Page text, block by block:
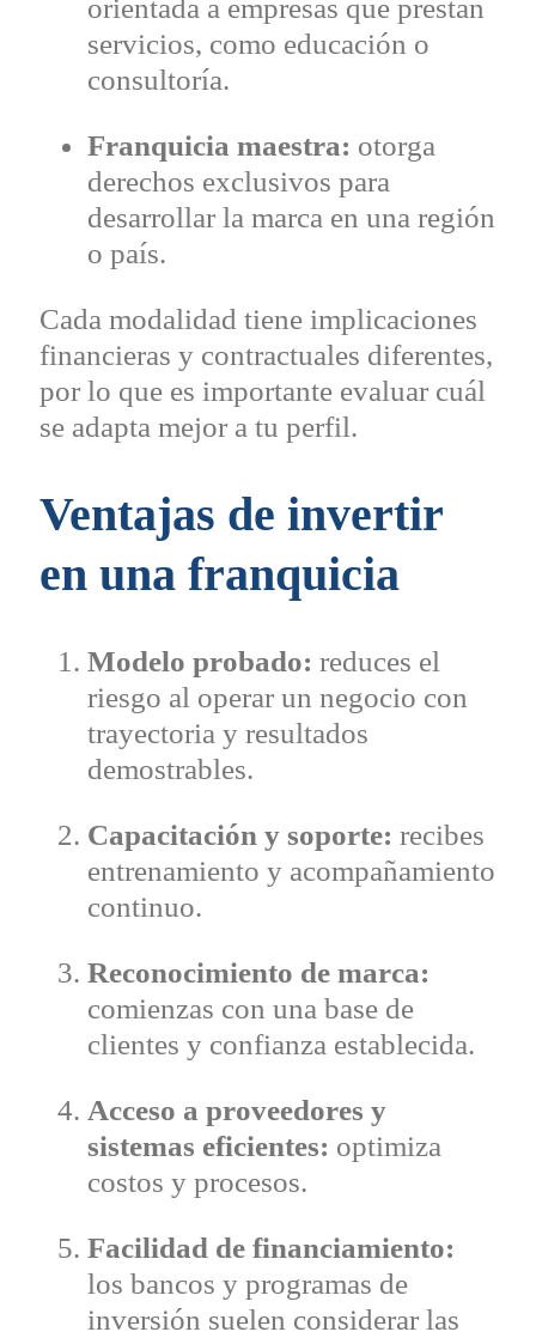
orientada a empresas que prestan
servicios, como educación o
consultoría.
Franquicia maestra: otorga
derechos exclusivos para
desarrollar la marca en una región
o país.
Cada modalidad tiene implicaciones
financieras y contractuales diferentes,
por lo que es importante evaluar cuál
se adapta mejor a tu perfil.
Ventajas de invertir
en una franquicia
Modelo probado: reduces el
riesgo al operar un negocio con
trayectoria y resultados
demostrables.
Capacitación y soporte: recibes
entrenamiento y acompañamiento
continuo.
Reconocimiento de marca:
comienzas con una base de
clientes y confianza establecida.
Acceso a proveedores y
sistemas eficientes: optimiza
costos y procesos.
Facilidad de financiamiento:
los bancos y programas de
inversión suelen considerar las